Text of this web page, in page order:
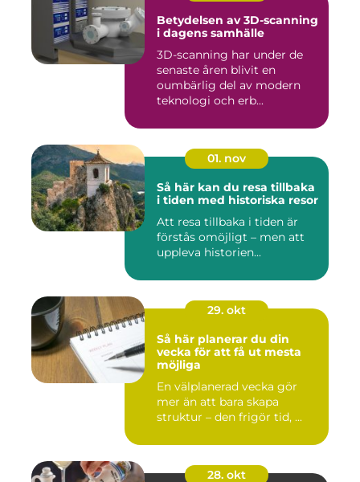
Betydelsen av 3D-scanning
i dagens samhälle
3D-scanning har under de
senaste åren blivit en
oumbärlig del av modern
teknologi och erb...
01. nov
Så här kan du resa tillbaka
i tiden med historiska resor
Att resa tillbaka i tiden är
förstås omöjligt – men att
uppleva historien...
29. okt
Så här planerar du din
vecka för att få ut mesta
möjliga
En välplanerad vecka gör
mer än att bara skapa
struktur – den frigör tid, ...
28. okt